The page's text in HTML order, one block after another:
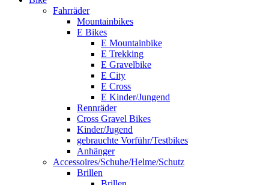
Fahrräder
Mountainbikes
E Bikes
E Mountainbike
E Trekking
E Gravelbike
E City
E Cross
E Kinder/Jungend
Rennräder
Cross Gravel Bikes
Kinder/Jugend
gebrauchte Vorführ/Testbikes
Anhänger
Accessoires/Schuhe/Helme/Schutz
Brillen